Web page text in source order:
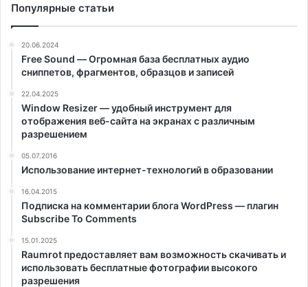
Популярные статьи
20.06.2024
Free Sound — Огромная база бесплатных аудио
сниппетов, фрагментов, образцов и записей
22.04.2025
Window Resizer — удобный инструмент для
отображения веб-сайта на экранах с различным
разрешением
05.07.2016
Использование интернет-технологий в образовании
16.04.2015
Подписка на комментарии блога WordPress — плагин
Subscribe To Comments
15.01.2025
Raumrot предоставляет вам возможность скачивать и
использовать бесплатные фотографии высокого
разрешения